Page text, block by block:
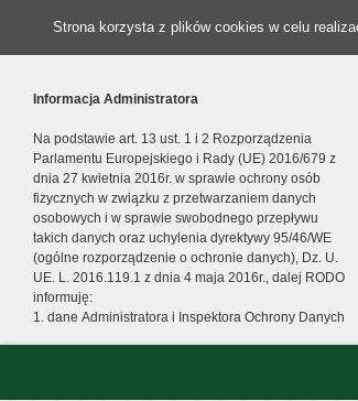
Strona korzysta z plików cookies w celu
Informacja Administratora
Na podstawie art. 13 ust. 1 i 2 Rozporządzenia
Parlamentu Europejskiego i Rady (UE) 2016/679 z
dnia 27 kwietnia 2016r. w sprawie ochrony osób
fizycznych w związku z przetwarzaniem danych
osobowych i w sprawie swobodnego przepływu
takich danych oraz uchylenia dyrektywy 95/46/WE
(ogólne rozporządzenie o ochronie danych), Dz. U.
UE. L. 2016.119.1 z dnia 4 maja 2016r., dalej RODO
informuję:
1. dane Administratora i Inspektora Ochrony Danych